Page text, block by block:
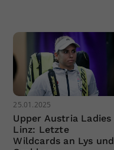
25.01.2025
Upper Austria Ladies
Linz: Letzte
Wildcards an Lys und